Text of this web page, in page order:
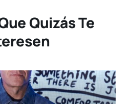
Quizás Te